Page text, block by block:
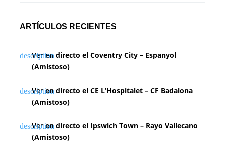
ARTÍCULOS RECIENTES
Ver en directo el Coventry City – Espanyol
(Amistoso)
Ver en directo el CE L’Hospitalet – CF Badalona
(Amistoso)
Ver en directo el Ipswich Town – Rayo Vallecano
(Amistoso)